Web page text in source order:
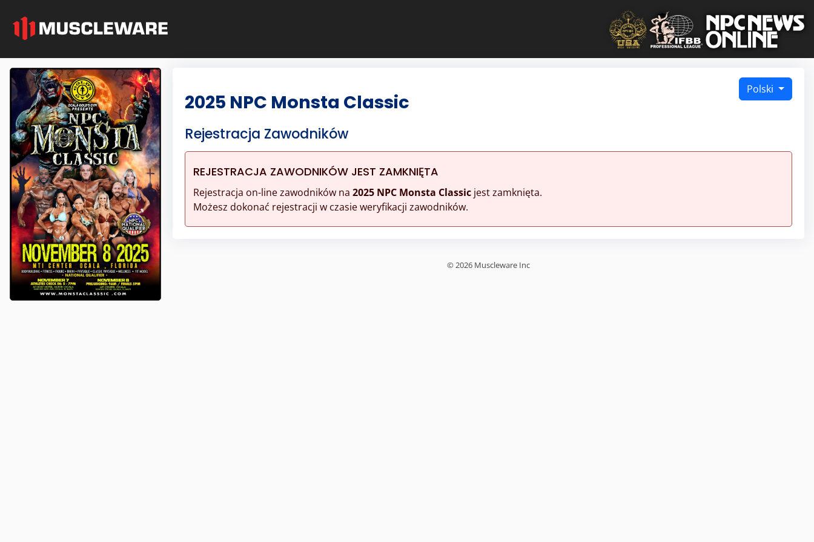
Polski
2025 NPC Monsta Classic
Rejestracja Zawodników
REJESTRACJA ZAWODNIKÓW JEST ZAMKNIĘTA
Rejestracja on-line zawodników na 2025 NPC Monsta Classicjest zamknięta.
Możesz dokonać rejestracji w czasie weryfikacji zawodników.
© 2026 Muscleware Inc